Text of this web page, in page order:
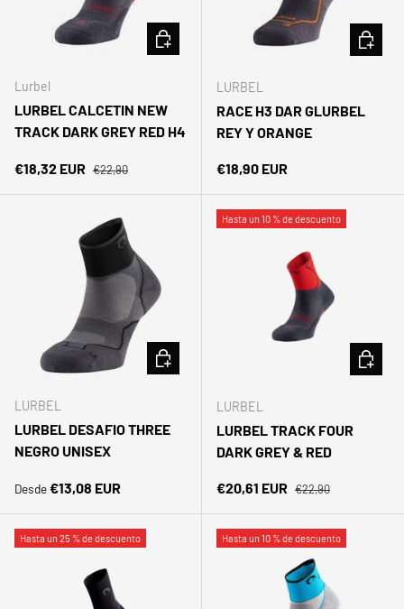
Lurbel
LURBEL CALCETIN NEW
TRACK DARK GREY RED H4
Precio de venta
€18,32 EUR Precio normal
€22,90
ELEGIR OPCIONES
LURBEL
RACE H3 DAR GLURBEL
REY Y ORANGE
Precio normal
€18,90 EUR
ELEGIR
LURBEL
LURBEL DESAFIO THREE
NEGRO UNISEX
Precio normal
Desde€13,08 EUR
ELEGIR OPCIONES
Hasta un 10 % de descuento
LURBEL
LURBEL TRACK FOUR
DARK GREY & RED
Precio de venta
€20,61 EUR Precio normal
€22,90
ELEGIR
Hasta un 25 % de descuento Hasta un 10 % de descuento